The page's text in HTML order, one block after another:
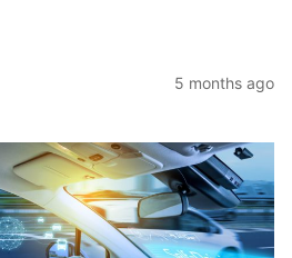
5 months ago